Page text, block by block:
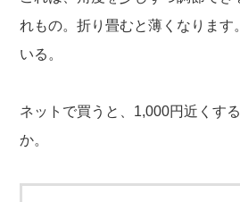
れもの。折り畳むと薄くなります
いる。
ネットで買うと、1,000円近くす
か。